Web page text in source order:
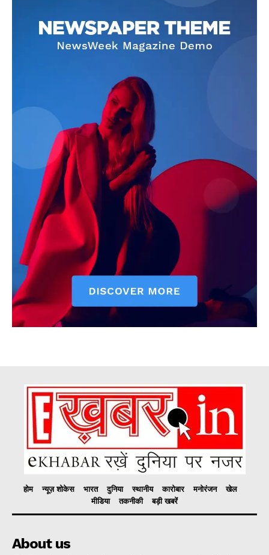
Contact us
Subscription Plans
My account
होम न्यूज़ शोकेस भारत दुनिया स्थानीय कारोबार मनोरंजन
खेल
मीडिया
तकनीकी बड़ी खबरें
About us